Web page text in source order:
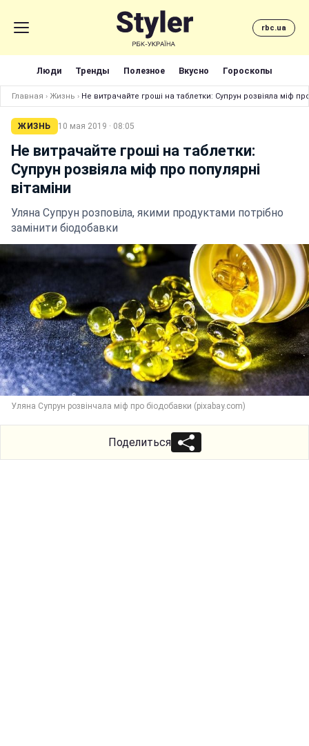
rbc.ua
Люди Тренды Полезное Вкусно Гороскопы
Главная › Жизнь › Не витрачайте гроші на таблетки: Супрун розвіяла міф
ЖИЗНЬ 10 мая 2019 · 08:05
Не витрачайте гроші на таблетки:
Супрун розвіяла міф про популярні
вітаміни
Уляна Супрун розповіла, якими продуктами потрібно
замінити біодобавки
Уляна Супрун розвінчала міф про біодобавки (pixabay.com)
Поделиться